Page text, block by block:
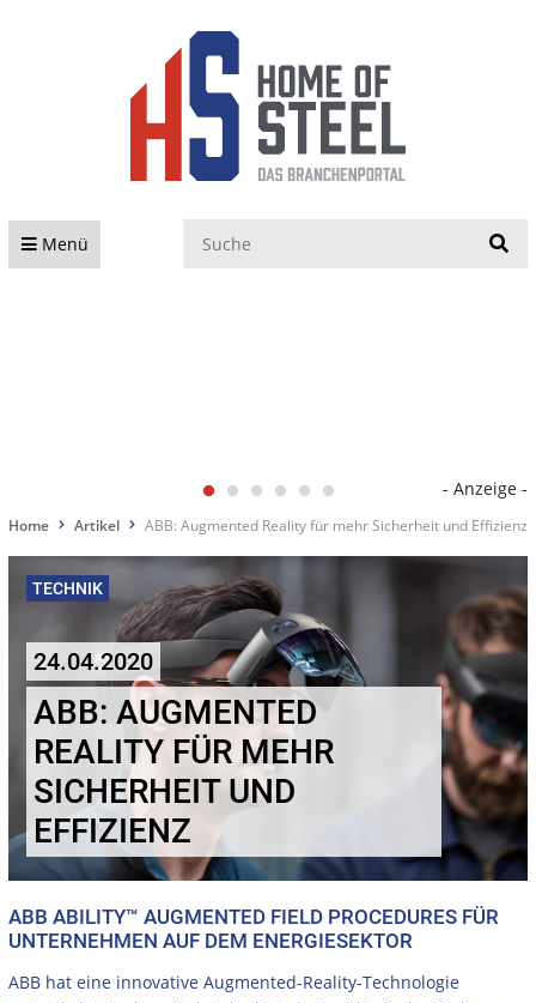
Menü
- Anzeige -
Home Artikel ABB: Augmented Reality für mehr Sicherheit und Effizienz
TECHNIK
24.04.2020
ABB: AUGMENTED
REALITY FÜR MEHR
SICHERHEIT UND
EFFIZIENZ
ABB ABILITY™ AUGMENTED FIELD PROCEDURES FÜR
UNTERNEHMEN AUF DEM ENERGIESEKTOR
ABB hat eine innovative Augmented-Reality-Technologie